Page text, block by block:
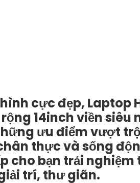
cực đẹp, Laptop
14inch viền siêu
ưu điểm vượt
thực và sống
cho bạn trải
trí, thư giãn.